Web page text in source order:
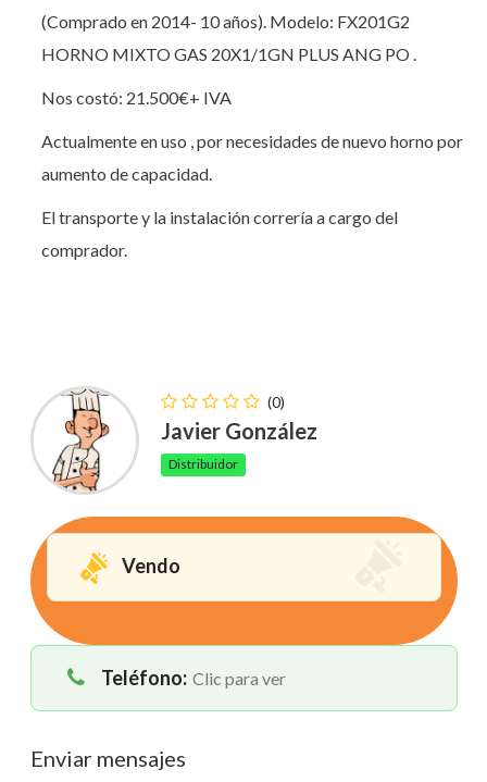
(Comprado en 2014- 10 años). Modelo: FX201G2
HORNO MIXTO GAS 20X1/1GN PLUS ANG PO .
Nos costó: 21.500€+ IVA
Actualmente en uso , por necesidades de nuevo horno por
aumento de capacidad.
El transporte y la instalación correría a cargo del
comprador.
(0)
Javier González
Distribuidor
Vendo
Teléfono: Clic para ver
Enviar mensajes